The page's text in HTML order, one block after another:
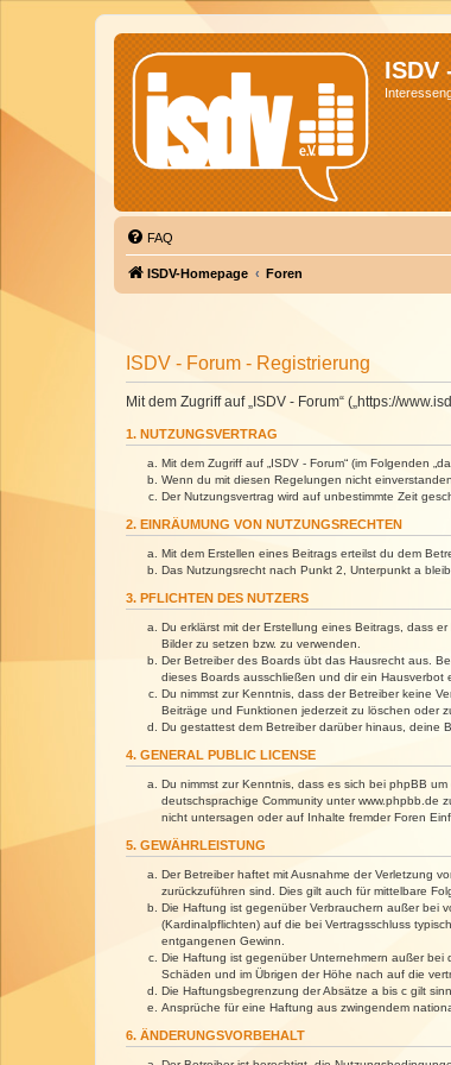
ISDV
FAQ
ISDV-Homepage Foren
ISDV - Forum - Registrierung
Mit dem Zugriff auf „ISDV - Forum“ („https://
1. NUTZUNGSVERTRAG
Mit dem Zugriff auf „ISDV - Forum“ (im Folgenden
Wenn du mit diesen Regelungen nicht
Der Nutzungsvertrag wird auf unbestimmte Zeit
2. EINRÄUMUNG VON NUTZUNGSRECHTEN
Mit dem Erstellen eines Beitrags erteilst du dem
Das Nutzungsrecht nach Punkt 2, Unterpunkt a
3. PFLICHTEN DES NUTZERS
Du erklärst mit der Erstellung eines Beitrags, dass
Bilder zu setzen bzw. zu verwenden.
Der Betreiber des Boards übt das Hausrecht aus.
dieses Boards ausschließen und dir ein Hausverbot
Du nimmst zur Kenntnis, dass der Betreiber keine
Beiträge und Funktionen jederzeit zu löschen oder
Du gestattest dem Betreiber darüber hinaus, deine
4. GENERAL PUBLIC LICENSE
Du nimmst zur Kenntnis, dass es sich bei phpBB um
deutschsprachige Community unter www.phpbb.de
nicht untersagen oder auf Inhalte fremder Foren
5. GEWÄHRLEISTUNG
Der Betreiber haftet mit Ausnahme der Verletzung
zurückzuführen sind. Dies gilt auch für mittelbare
Die Haftung ist gegenüber Verbrauchern außer bei
(Kardinalpflichten) auf die bei Vertragsschluss
entgangenen Gewinn.
Die Haftung ist gegenüber Unternehmern außer bei
Schäden und im Übrigen der Höhe nach auf die
Die Haftungsbegrenzung der Absätze a bis c gilt
Ansprüche für eine Haftung aus zwingendem
6. ÄNDERUNGSVORBEHALT